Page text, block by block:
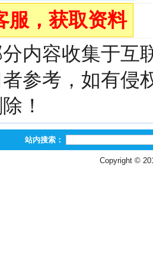
服，获取资料
内容收集于互
参考，如有侵
！
站内搜索：
Copyright ©